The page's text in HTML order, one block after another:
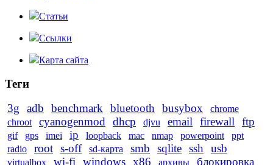
Статьи
Ссылки
Карта сайта
Теги
3g
adb benchmark bluetooth busybox
chrome
chroot
cyanogenmod dhcp djvu email firewall ftp
gif gps imei ip loopback mac nmap powerpoint
ppt
radio
root s-off sd-карта smb sqlite ssh usb
virtualbox wi-fi windows x86 архивы блокировка